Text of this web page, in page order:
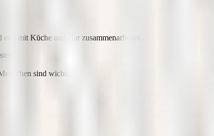
mit Küche und Bar zusammenarbeitet.
sind wichtig.